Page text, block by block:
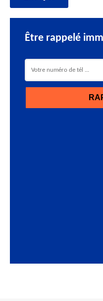
Être rappelé